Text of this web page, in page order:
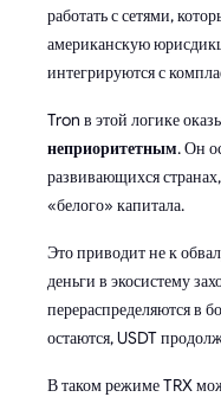
работать с сетями,
американскую
интегрируются с
Tron в этой логике
неприоритетным. Он
развивающихся
«белого» капитала.
Это приводит не к
деньги в экосистему
перераспределяются в
остаются, USDT
В таком режиме TRX